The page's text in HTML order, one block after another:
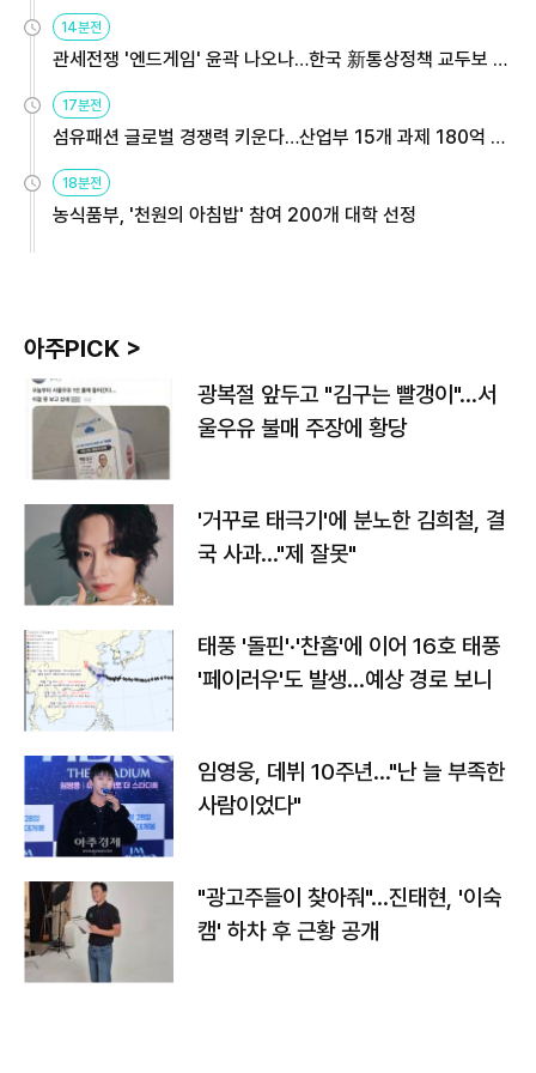
14분전
관세전쟁 '엔드게임' 윤곽 나오나…한국 新통상정책 교두보 활
17분전
섬유패션 글로벌 경쟁력 키운다…산업부 15개 과제 180억 지
18분전
농식품부, '천원의 아침밥' 참여 200개 대학 선정
아주PICK >
광복절 앞두고 "김구는 빨갱이"…서
울우유 불매 주장에 황당
'거꾸로 태극기'에 분노한 김희철, 결
국 사과…"제 잘못"
태풍 '돌핀'·'찬홈'에 이어 16호 태풍
'페이러우'도 발생…예상 경로 보니
임영웅, 데뷔 10주년…"난 늘 부족한
사람이었다"
"광고주들이 찾아줘"…진태현, '이숙
캠' 하차 후 근황 공개